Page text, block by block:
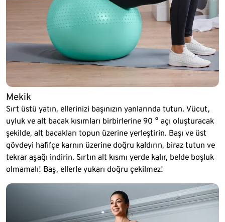
Mekik
Sırt üstü yatın, ellerinizi başınızın yanlarında tutun. Vücut,
uyluk ve alt bacak kısımları birbirlerine 90 ° açı oluşturacak
şekilde, alt bacakları topun üzerine yerleştirin. Başı ve üst
gövdeyi hafifçe karnın üzerine doğru kaldırın, biraz tutun ve
tekrar aşağı indirin. Sırtın alt kısmı yerde kalır, belde boşluk
olmamalı! Baş, ellerle yukarı doğru çekilmez!